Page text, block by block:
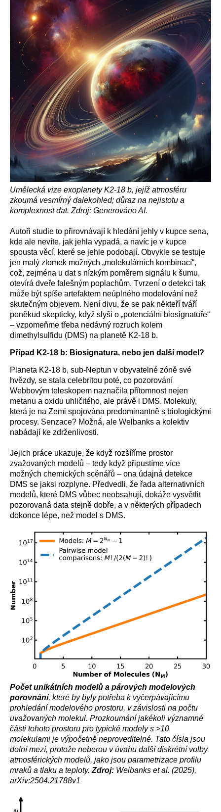
Umělecká vize exoplanety K2-18 b, jejíž atmosféru
zkoumá vesmírný dalekohled; důraz na nejistotu a
komplexnost dat. Zdroj: Generováno AI.
Autoři studie to přirovnávají k hledání jehly v kupce sena,
kde ale nevíte, jak jehla vypadá, a navíc je v kupce
spousta věcí, které se jehle podobají. Obvykle se testuje
jen malý zlomek možných „molekulárních kombinací“,
což, zejména u dat s nízkým poměrem signálu k šumu,
otevírá dveře falešným poplachům. Tvrzení o detekci tak
může být spíše artefaktem neúplného modelování než
skutečným objevem. Není divu, že se pak někteří tváří
poněkud skepticky, když slyší o „potenciální biosignatuře“
– vzpomeňme třeba nedávný rozruch kolem
dimethylsulfidu (DMS) na planetě K2-18 b.
Případ K2-18 b: Biosignatura, nebo jen další model?
Planeta K2-18 b, sub-Neptun v obyvatelné zóně své
hvězdy, se stala celebritou poté, co pozorování
Webbovým teleskopem naznačila přítomnost nejen
metanu a oxidu uhličitého, ale právě i DMS. Molekuly,
která je na Zemi spojována predominantně s biologickými
procesy. Senzace? Možná, ale Welbanks a kolektiv
nabádají ke zdrženlivosti.
Jejich práce ukazuje, že když rozšíříme prostor
zvažovaných modelů – tedy když připustíme více
možných chemických scénářů – ona údajná detekce
DMS se jaksi rozplyne. Předvedli, že řada alternativních
modelů, které DMS vůbec neobsahují, dokáže vysvětlit
pozorovaná data stejně dobře, a v některých případech
dokonce lépe, než model s DMS.
Počet unikátních modelů a párových modelových
porovnání, které by byly potřeba k vyčerpávajícímu
prohledání modelového prostoru, v závislosti na počtu
uvažovaných molekul. Prozkoumání jakékoli významné
části tohoto prostoru pro typické modely s >10
molekulami je výpočetně neproveditelné. Tato čísla jsou
dolní mezí, protože neberou v úvahu další diskrétní volby
atmosférických modelů, jako jsou parametrizace profilu
mraků a tlaku a teploty. Zdroj: Welbanks et al. (2025),
arXiv:2504.21788v1